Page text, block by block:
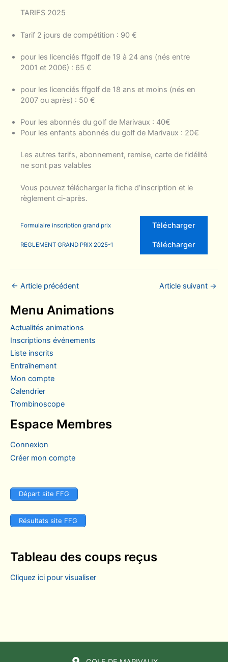
TARIFS 2025
Tarif 2 jours de compétition : 90 €
pour les licenciés ffgolf de 19 à 24 ans (nés entre
2001 et 2006) : 65 €
pour les licenciés ffgolf de 18 ans et moins (nés en
2007 ou après) : 50 €
Pour les abonnés du golf de Marivaux : 40€
Pour les enfants abonnés du golf de Marivaux : 20€
Les autres tarifs, abonnement, remise, carte de fidélité
ne sont pas valables
Vous pouvez télécharger la fiche d’inscription et le
règlement ci-après.
Formulaire inscription grand prix Télécharger
REGLEMENT GRAND PRIX 2025-1 Télécharger
← Article précédent Article suivant →
Menu Animations
actualités animations
inscriptions événements
liste inscrits
entraînement
mon compte
calendrier
trombinoscope
Espace Membres
Connexion
Créer mon compte
Départ site FFG
Résultats site FFG
Tableau des coups reçus
Cliquez ici pour visualiser